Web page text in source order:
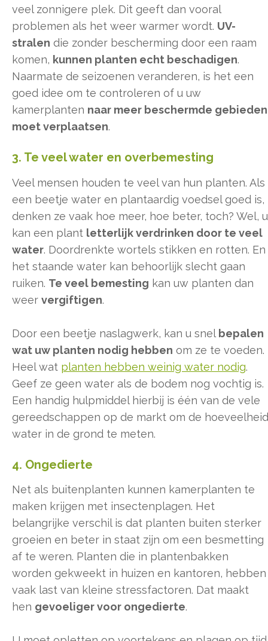
veel zonnigere plek. Dit geeft dan vooral
problemen als het weer warmer wordt. UV-
stralen die zonder bescherming door een raam
komen, kunnen planten echt beschadigen.
Naarmate de seizoenen veranderen, is het een
goed idee om te controleren of u uw
kamerplanten naar meer beschermde gebieden
moet verplaatsen.
3. Te veel water en overbemesting
Veel mensen houden te veel van hun planten. Als
een beetje water en plantaardig voedsel goed is,
denken ze vaak hoe meer, hoe beter, toch? Wel, u
kan een plant letterlijk verdrinken door te veel
water. Doordrenkte wortels stikken en rotten. En
het staande water kan behoorlijk slecht gaan
ruiken. Te veel bemesting kan uw planten dan
weer vergiftigen.
Door een beetje naslagwerk, kan u snel bepalen
wat uw planten nodig hebben om ze te voeden.
Heel wat planten hebben weinig water nodig.
Geef ze geen water als de bodem nog vochtig is.
Een handig hulpmiddel hierbij is één van de vele
gereedschappen op de markt om de hoeveelheid
water in de grond te meten.
4. Ongedierte
Net als buitenplanten kunnen kamerplanten te
maken krijgen met insectenplagen. Het
belangrijke verschil is dat planten buiten sterker
groeien en beter in staat zijn om een besmetting
af te weren. Planten die in plantenbakken
worden gekweekt in huizen en kantoren, hebben
vaak last van kleine stressfactoren. Dat maakt
hen gevoeliger voor ongedierte.